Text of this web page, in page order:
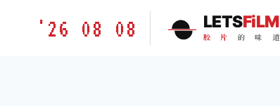
胶'26 08 08 LETSFiLM
胶 片 的 味 道